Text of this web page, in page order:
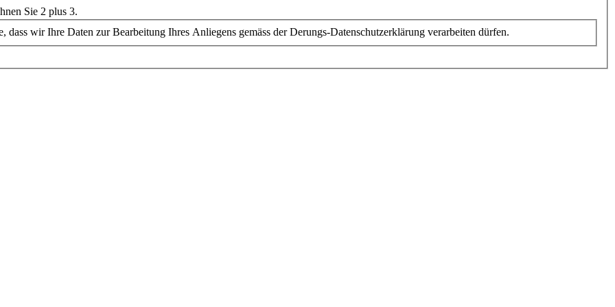
Sie 2 plus 3.
wir Ihre Daten zur Bearbeitung Ihres Anliegens gemäss der Derungs-Datenschutzerklärung verarbeiten dürfen.